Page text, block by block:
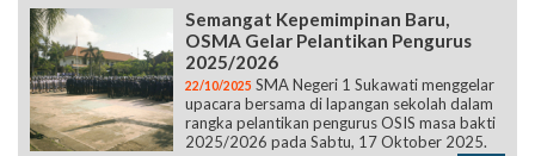
Semangat Kepemimpinan Baru,
OSMA Gelar Pelantikan Pengurus
2025/2026
22/10/2025 SMA Negeri 1 Sukawati menggelar
upacara bersama di lapangan sekolah dalam
rangka pelantikan pengurus OSIS masa bakti
2025/2026 pada Sabtu, 17 Oktober 2025.